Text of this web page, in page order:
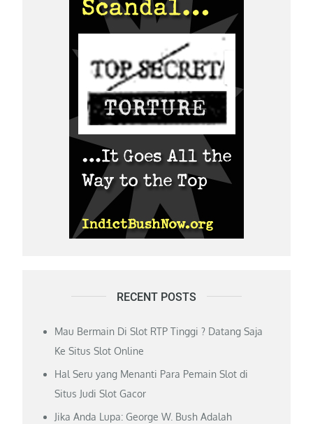
RECENT POSTS
Mau Bermain Di Slot RTP Tinggi ? Datang Saja
Ke Situs Slot Online
Hal Seru yang Menanti Para Pemain Slot di
Situs Judi Slot Gacor
Jika Anda Lupa: George W. Bush Adalah